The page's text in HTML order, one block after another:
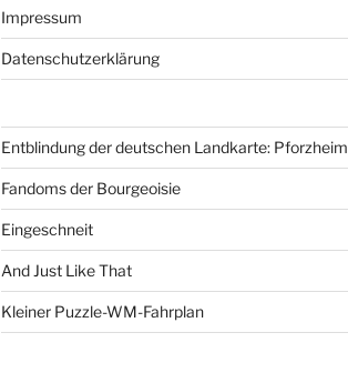
Impressum
Datenschutzerklärung
Entblindung der deutschen Landkarte: Pforzheim
Fandoms der Bourgeoisie
Eingeschneit
And Just Like That
Kleiner Puzzle-WM-Fahrplan